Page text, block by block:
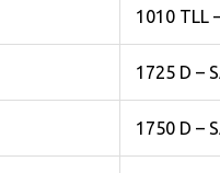
1010 TLL
1725 D –
1750 D –